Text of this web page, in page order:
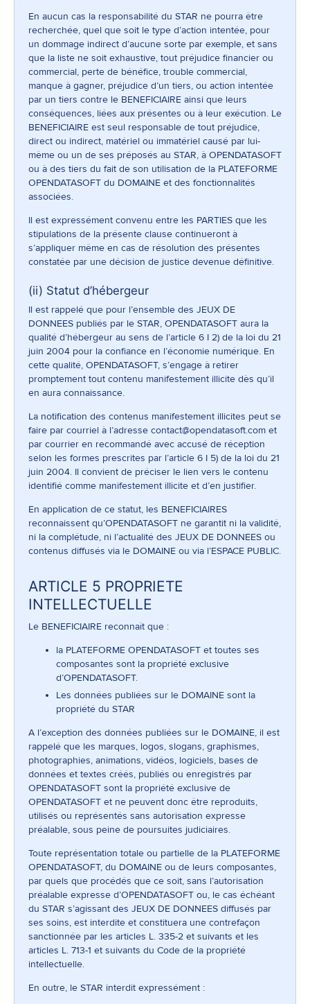
En aucun cas la responsabilité du STAR ne pourra être
recherchée, quel que soit le type d’action intentée, pour
un dommage indirect d’aucune sorte par exemple, et sans
que la liste ne soit exhaustive, tout préjudice financier ou
commercial, perte de bénéfice, trouble commercial,
manque à gagner, préjudice d’un tiers, ou action intentée
par un tiers contre le BENEFICIAIRE ainsi que leurs
conséquences, liées aux présentes ou à leur exécution. Le
BENEFICIAIRE est seul responsable de tout préjudice,
direct ou indirect, matériel ou immatériel causé par lui-
même ou un de ses préposés au STAR, à OPENDATASOFT
ou à des tiers du fait de son utilisation de la PLATEFORME
OPENDATASOFT du DOMAINE et des fonctionnalités
associées.
Il est expressément convenu entre les PARTIES que les
stipulations de la présente clause continueront à
s’appliquer même en cas de résolution des présentes
constatée par une décision de justice devenue définitive.
(ii) Statut d’hébergeur
Il est rappelé que pour l’ensemble des JEUX DE
DONNEES publiés par le STAR, OPENDATASOFT aura la
qualité d’hébergeur au sens de l’article 6 I 2) de la loi du 21
juin 2004 pour la confiance en l’économie numérique. En
cette qualité, OPENDATASOFT, s’engage à retirer
promptement tout contenu manifestement illicite dès qu’il
en aura connaissance.
La notification des contenus manifestement illicites peut se
faire par courriel à l’adresse contact@opendatasoft.com et
par courrier en recommandé avec accusé de réception
selon les formes prescrites par l’article 6 I 5) de la loi du 21
juin 2004. Il convient de préciser le lien vers le contenu
identifié comme manifestement illicite et d’en justifier.
En application de ce statut, les BENEFICIAIRES
reconnaissent qu’OPENDATASOFT ne garantit ni la validité,
ni la complétude, ni l’actualité des JEUX DE DONNEES ou
contenus diffusés via le DOMAINE ou via l’ESPACE PUBLIC.
ARTICLE 5 PROPRIETE
INTELLECTUELLE
Le BENEFICIAIRE reconnaît que :
la PLATEFORME OPENDATASOFT et toutes ses
composantes sont la propriété exclusive
d’OPENDATASOFT.
Les données publiées sur le DOMAINE sont la
propriété du STAR
A l’exception des données publiées sur le DOMAINE, il est
rappelé que les marques, logos, slogans, graphismes,
photographies, animations, vidéos, logiciels, bases de
données et textes créés, publiés ou enregistrés par
OPENDATASOFT sont la propriété exclusive de
OPENDATASOFT et ne peuvent donc être reproduits,
utilisés ou représentés sans autorisation expresse
préalable, sous peine de poursuites judiciaires.
Toute représentation totale ou partielle de la PLATEFORME
OPENDATASOFT, du DOMAINE ou de leurs composantes,
par quels que procédés que ce soit, sans l’autorisation
préalable expresse d’OPENDATASOFT ou, le cas échéant
du STAR s’agissant des JEUX DE DONNEES diffusés par
ses soins, est interdite et constituera une contrefaçon
sanctionnée par les articles L. 335-2 et suivants et les
articles L. 713-1 et suivants du Code de la propriété
intellectuelle.
En outre, le STAR interdit expressément :